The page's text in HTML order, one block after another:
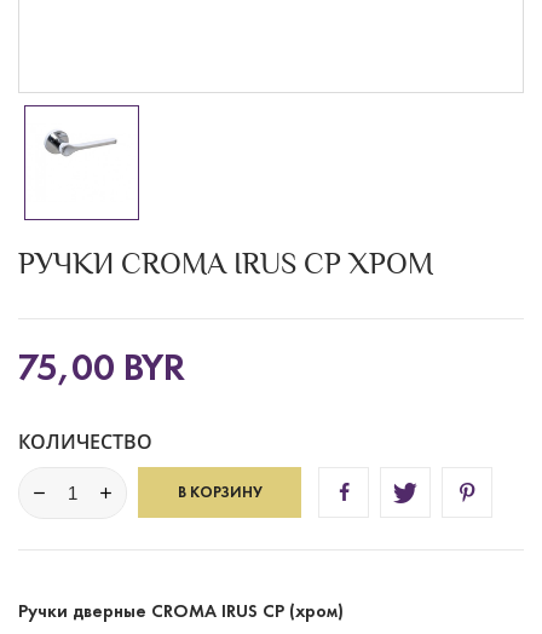
РУЧКИ CROMA IRUS CP ХРОМ
75,00 BYR
КОЛИЧЕСТВО
В КОРЗИНУ
Ручки дверные CROMA IRUS CP (хром)